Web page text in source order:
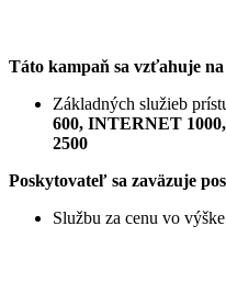
Táto kampaň sa vzťahuje
Základných služieb
600, INTERNET
2500
Poskytovateľ sa zaväzuje
Službu za cenu vo